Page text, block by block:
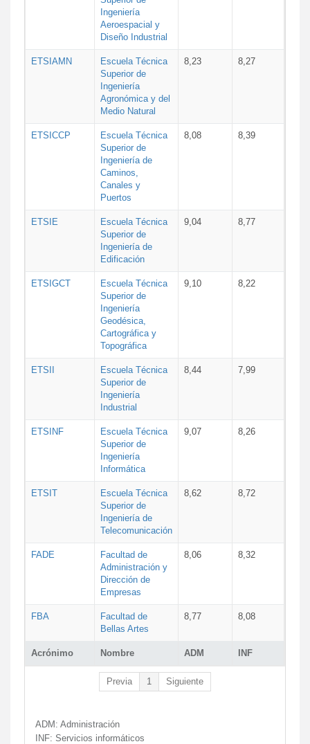
Acrónimo Nombre ADM INF
Ingeniería
Aeroespacial y
Diseño Industrial
ETSIAMN
Escuela Técnica
Superior de
Ingeniería
Agronómica y del
Medio Natural
8,23 8,27
ETSICCP
Escuela Técnica
Superior de
Ingeniería de
Caminos,
Canales y
Puertos
8,08 8,39
ETSIE
Escuela Técnica
Superior de
Ingeniería de
Edificación
9,04 8,77
ETSIGCT
Escuela Técnica
Superior de
Ingeniería
Geodésica,
Cartográfica y
Topográfica
9,10 8,22
ETSII
Escuela Técnica
Superior de
Ingeniería
Industrial
8,44 7,99
ETSINF
Escuela Técnica
Superior de
Ingeniería
Informática
9,07 8,26
ETSIT
Escuela Técnica
Superior de
Ingeniería de
Telecomunicación
8,62 8,72
FADE
Facultad de
Administración y
Dirección de
Empresas
8,06 8,32
FBA
Facultad de
Bellas Artes
8,77 8,08
Previa 1 Siguiente
ADM: Administración
INF: Servicios informáticos